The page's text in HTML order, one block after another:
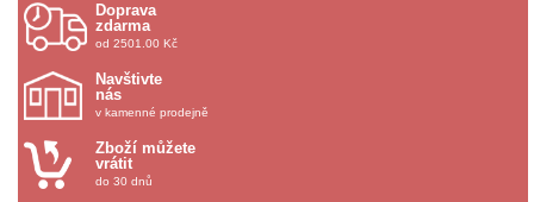
Doprava
zdarma
od 2501.00 Kč
Navštivte
nás
v kamenné prodejně
Zboží můžete
vrátit
do 30 dnů